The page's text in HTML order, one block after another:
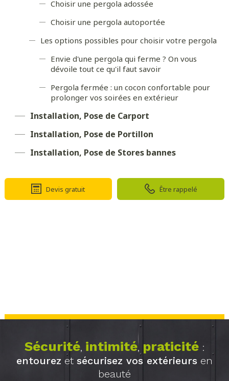
Choisir une pergola adossée
Choisir une pergola autoportée
Les options possibles pour choisir votre pergola
Envie d'une pergola qui ferme ? On vous
dévoile tout ce qu'il faut savoir
Pergola fermée : un cocon confortable pour
prolonger vos soirées en extérieur
Installation, Pose de Carport
Installation, Pose de Portillon
Installation, Pose de Stores bannes
Devis gratuit Être rappelé
Sécurité, intimité, praticité:
entourez et sécurisez vos extérieurs en
beauté